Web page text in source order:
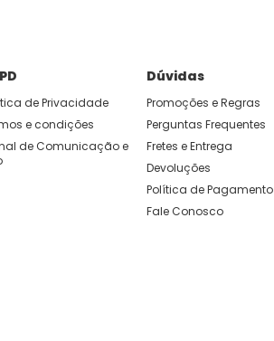
de Privacidade
e condições
de Comunicação e
Dúvidas
Promoções e Regras
Perguntas Frequentes
Fretes e Entrega
Devoluções
Política de Pagamento
Fale Conosco